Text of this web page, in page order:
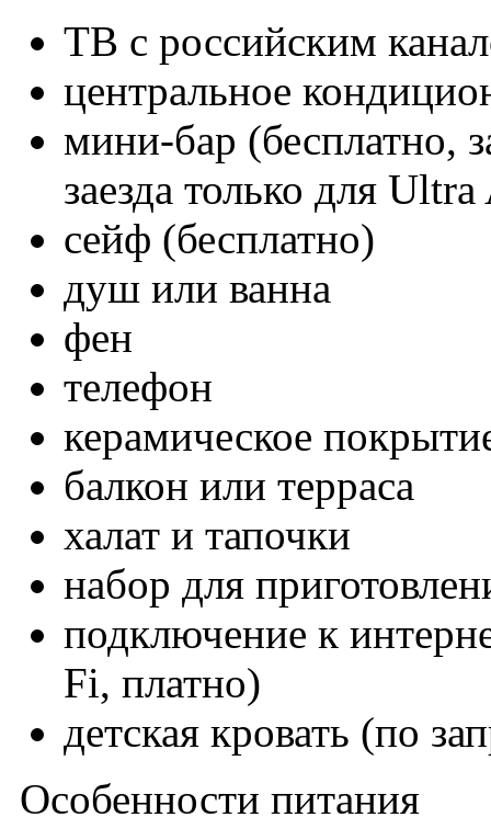
ТВ с российским
центральное
мини-бар (бесплатно,
заезда только для
сейф (бесплатно)
душ или ванна
фен
телефон
керамическое
балкон или терраса
халат и тапочки
набор для
подключение к
Fi, платно)
детская кровать (по
Особенности питания